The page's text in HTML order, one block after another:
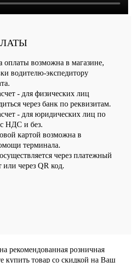
оплаты возможна в магазине,
водителю-экспедитору
- для физических лиц
через банк по реквизитам.
- для юридических лиц по
с НДС и без.
картой возможна в
терминала.
через платежный
или через QR код.
рекомендованная розничная
купить товар со скидкой на Ваш